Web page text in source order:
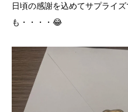
日頃の感謝を込めてサプライ
も・・・・😂